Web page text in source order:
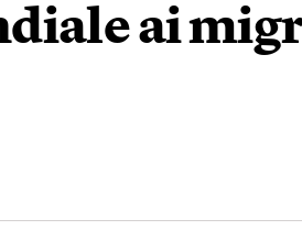
ai